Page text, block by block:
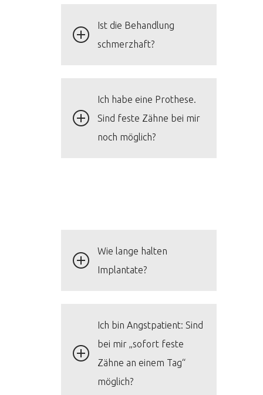
Ist die Behandlung
schmerzhaft?
Ich habe eine Prothese.
Sind feste Zähne bei mir
noch möglich?
Wie lange halten
Implantate?
Ich bin Angstpatient: Sind
bei mir „sofort feste
Zähne an einem Tag“
möglich?